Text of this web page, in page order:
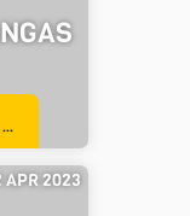
...
APR 2023